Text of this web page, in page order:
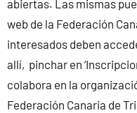
abiertas. Las mismas
web de la Federación
interesados deben
allí, pinchar en
colabora en la
Federación Canaria de